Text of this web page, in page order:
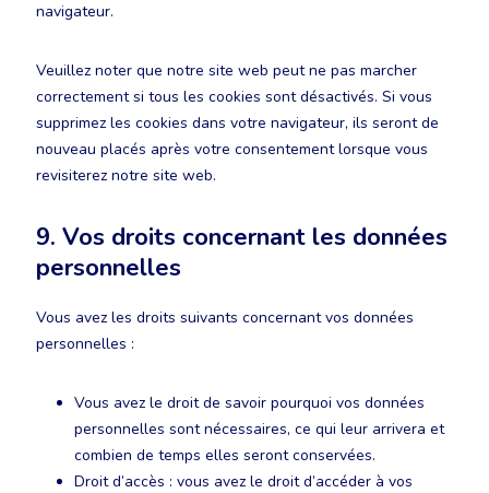
navigateur.
Veuillez noter que notre site web peut ne pas marcher
correctement si tous les cookies sont désactivés. Si vous
supprimez les cookies dans votre navigateur, ils seront de
nouveau placés après votre consentement lorsque vous
revisiterez notre site web.
9. Vos droits concernant les données
personnelles
Vous avez les droits suivants concernant vos données
personnelles :
Vous avez le droit de savoir pourquoi vos données
personnelles sont nécessaires, ce qui leur arrivera et
combien de temps elles seront conservées.
Droit d’accès : vous avez le droit d’accéder à vos